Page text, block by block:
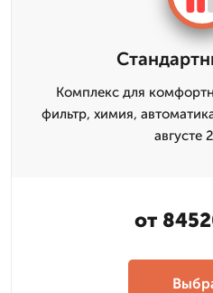
Комплекс для
фильтр, химия,
августе
от